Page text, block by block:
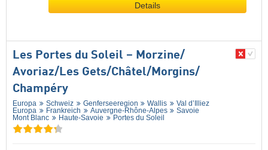
Details
Les Portes du Soleil – Morzine/​
Avoriaz/​Les Gets/​Châtel/​Morgins/​
Champéry
Europa Schweiz Genferseeregion Wallis
Val d’Illiez
Europa
Frankreich Auvergne-Rhône-Alpes
Savoie
Mont Blanc
Haute-Savoie Portes du Soleil